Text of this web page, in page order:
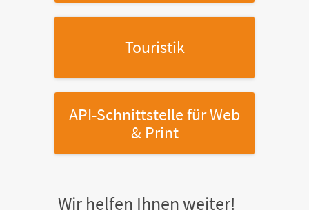
Touristik
API-Schnittstellefür Web
& Print
Wir helfen Ihnen weiter!